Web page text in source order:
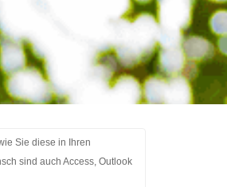
Sie diese in Ihren
sind auch Access, Outlook